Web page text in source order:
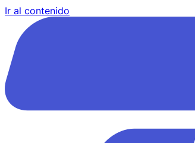
Ir al contenido